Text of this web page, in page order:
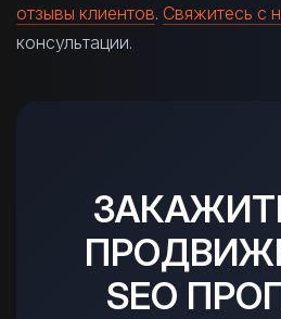
отзывы клиентов. Свяжитесь с
консультации.
SEO